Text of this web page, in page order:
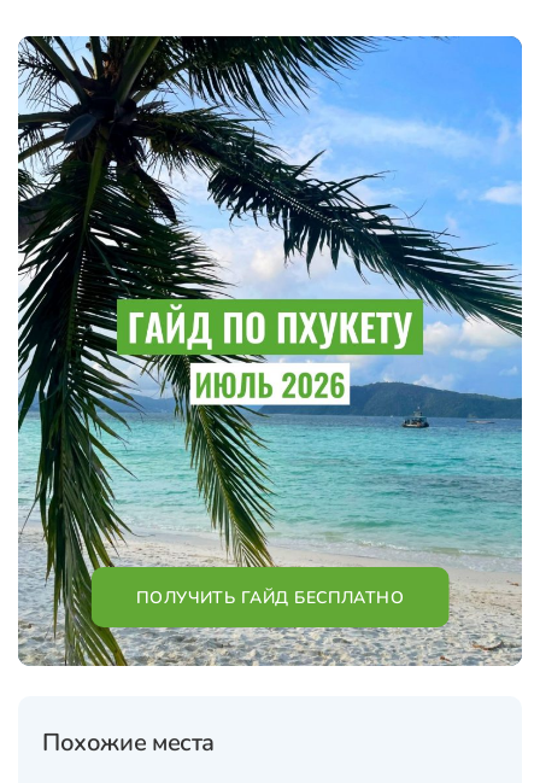
ПОЛУЧИТЬ ГАЙД БЕСПЛАТНО
Похожие места